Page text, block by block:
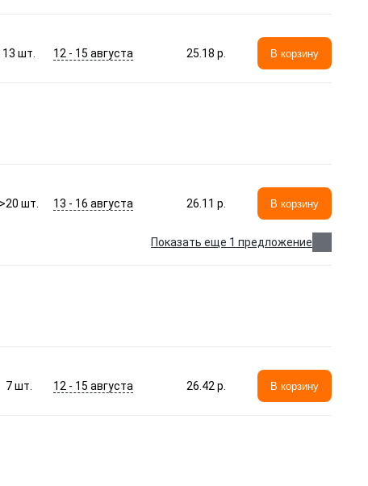
13 шт. 12 - 15 августа 25.18 p. В корзину
>20 шт. 13 - 16 августа 26.11 p. В корзину
Показать еще 1 предложение
7шт. 12 - 15 августа 26.42 p. В корзину